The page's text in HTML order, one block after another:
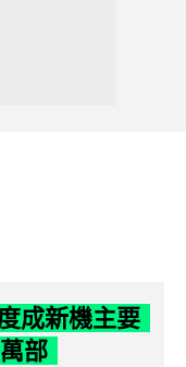
成新機主要
部